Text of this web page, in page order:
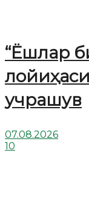
“Ёшлар
учрашув
07.08.2026
10